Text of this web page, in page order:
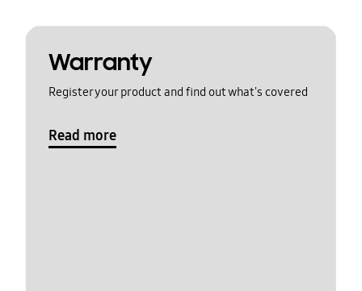
Warranty
Register your product and find out what's covered
Read more